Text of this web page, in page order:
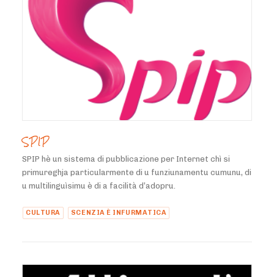
SPIP
SPIP hè un sistema di pubblicazione per Internet chì si
primureghja particularmente di u funziunamentu cumunu, di
u multilinguìsimu è di a facilità d’adopru.
CULTURA SCENZIA È INFURMATICA